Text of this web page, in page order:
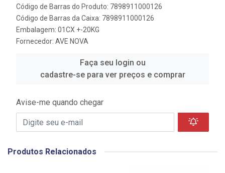
Código de Barras do Produto: 7898911000126
Código de Barras da Caixa: 7898911000126
Embalagem: 01CX +-20KG
Fornecedor: AVE NOVA
Faça seu login ou
cadastre-se para ver preços e comprar
Avise-me quando chegar
Produtos Relacionados